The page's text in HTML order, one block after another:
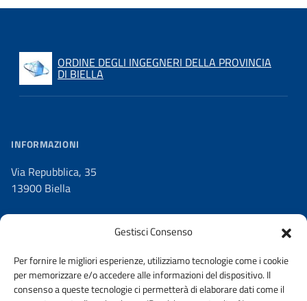
Gestisci Consenso
Per fornire le migliori esperienze, utilizziamo tecnologie come i cookie
per memorizzare e/o accedere alle informazioni del dispositivo. Il
consenso a queste tecnologie ci permetterà di elaborare dati come il
ORDINE DEGLI INGEGNERI DELLA PROVINCIA
DI BIELLA
INFORMAZIONI
Via Repubblica, 35
13900 Biella
C.F.
90029810026